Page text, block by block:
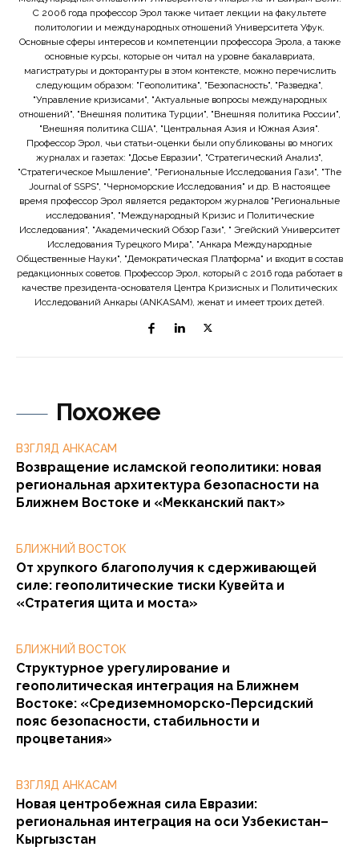
Похожее
ВЗГЛЯД АНКАСАМ
Возвращение исламской геополитики: новая
региональная архитектура безопасности на
Ближнем Востоке и «Мекканский пакт»
БЛИЖНИЙ ВОСТОК
От хрупкого благополучия к сдерживающей
силе: геополитические тиски Кувейта и
«Стратегия щита и моста»
БЛИЖНИЙ ВОСТОК
Структурное урегулирование и
геополитическая интеграция на Ближнем
Востоке: «Средиземноморско-Персидский
пояс безопасности, стабильности и
процветания»
ВЗГЛЯД АНКАСАМ
Новая центробежная сила Евразии:
региональная интеграция на оси Узбекистан–
Кыргызстан
С 2006 года профессор Эрол также читает лекции на факультете
политологии и международных отношений Университета Уфук.
Основные сферы интересов и компетенции профессора Эрола, а также
основные курсы, которые он читал на уровне бакалавриата,
магистратуры и докторантуры в этом контексте, можно перечислить
следующим образом: "Геополитика", "Безопасность", "Разведка",
"Управление кризисами", "Актуальные вопросы международных
отношений", "Внешняя политика Турции", "Внешняя политика России",
"Внешняя политика США", "Центральная Азия и Южная Азия".
Профессор Эрол, чьи статьи-оценки были опубликованы во многих
журналах и газетах: "Досье Евразии", "Стратегический Анализ",
"Стратегическое Мышление", "Региональные Исследования Гази", "The
Journal of SSPS", "Черноморские Исследования" и др. В настоящее
время профессор Эрол является редактором журналов "Региональные
исследования", "Международный Кризис и Политические
Исследования", "Академический Обзор Гази", " Эгейский Университет
Исследования Турецкого Мира", "Анкара Международные
Общественные Науки", "Демократическая Платформа" и входит в состав
редакционных советов. Профессор Эрол, который с 2016 года работает в
качестве президента-основателя Центра Кризисных и Политических
Исследований Анкары (ANKASAM), женат и имеет троих детей.